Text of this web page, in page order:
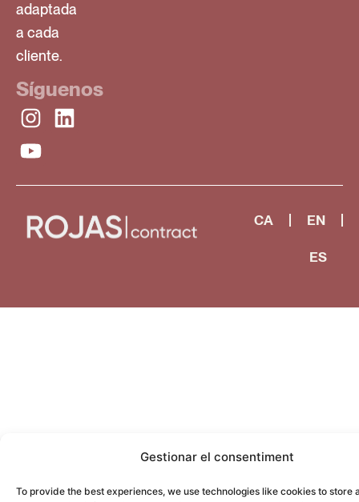
Gestionar el consentiment
To provide the best experiences, we use technologies like cookies to store
adaptada
a cada
cliente.
Síguenos
CA EN
ES